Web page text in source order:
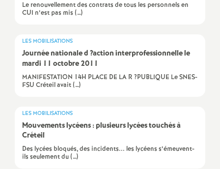
n
d
e
g
Le renouvellement des contrats de tous les personnels en
CUI n’est pas mis (…)
LES MOBILISATIONS
Journée nationale d?action interprofessionnelle le
mardi 11 octobre 2011
MANIFESTATION 14H PLACE DE LA R ?PUBLIQUE Le SNES-
FSU Créteil avait (…)
LES MOBILISATIONS
Mouvements lycéens : plusieurs lycées touchés à
Créteil
Des lycées bloqués, des incidents... les lycéens s’émeuvent-
ils seulement du (…)